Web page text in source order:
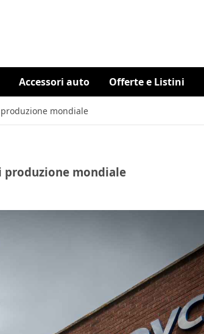
Accessori auto Offerte e Listini
mondiale
produzione mondiale